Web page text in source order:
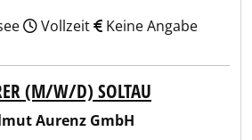
Vollzeit Keine Angabe
(M/W/D) SOLTAU
Aurenz GmbH